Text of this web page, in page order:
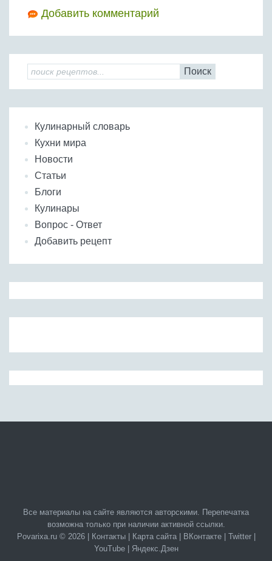
Добавить комментарий
Поиск
Кулинарный словарь
Кухни мира
Новости
Статьи
Блоги
Кулинары
Вопрос - Ответ
Добавить рецепт
Все материалы на сайте являются авторскими. Перепечатка
возможна только при наличии активной ссылки.
Povarixa.ru © 2026 |
Контакты| Карта сайта| ВКонтакте| Twitter|
YouTube| Яндекс.Дзен